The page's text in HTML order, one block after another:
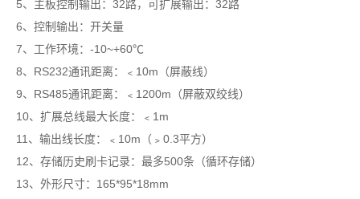
5、主板控制输出：32路，可扩展输出：32路
6、控制输出：开关量
7、工作环境：-10~+60℃
8、RS232通讯距离：﹤10m（屏蔽线）
9、RS485通讯距离：﹤1200m（屏蔽双绞线）
10、扩展总线最大长度：﹤1m
11、输出线长度：﹤10m（﹥0.3平方）
12、存储历史刷卡记录：最多500条（循环存储）
13、外形尺寸：165*95*18mm